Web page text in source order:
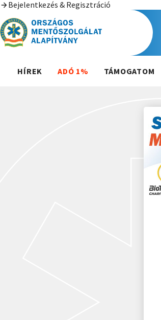
Bejelentkezés & Regisztráció
HÍREK ADÓ 1% TÁMOGATOM